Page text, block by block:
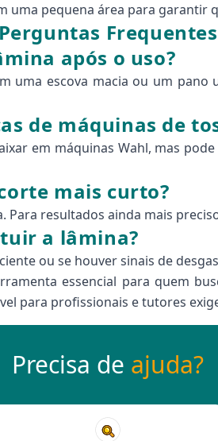
uma pequena área para garantir
Perguntas Frequentes
após o uso?
uma escova macia ou um
de máquinas de
em máquinas Wahl, mas
mais curto?
Para resultados ainda mais
a lâmina?
ou se houver sinais de
essencial para quem
para profissionais e tutores
Precisa de ajuda?